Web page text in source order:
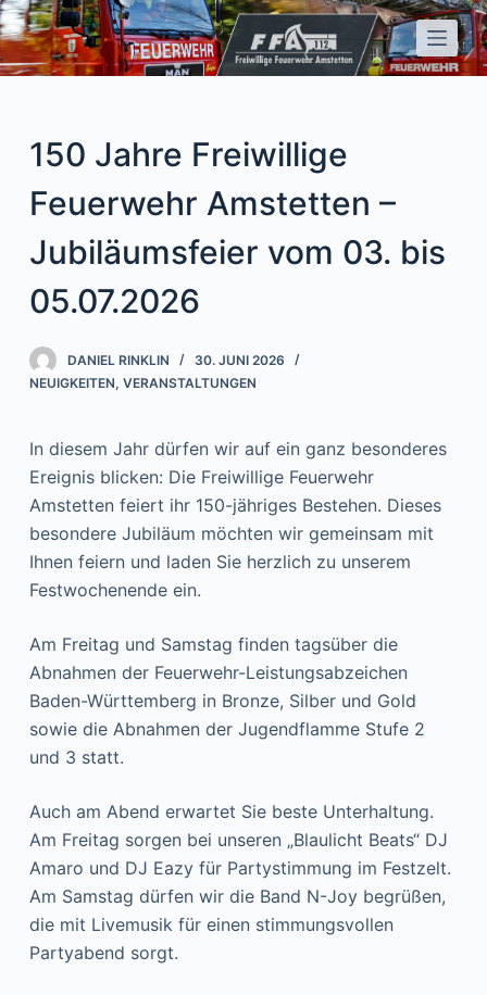
Z
u
m
p
n
e
n
150 Jahre Freiwillige
Feuerwehr Amstetten –
Jubiläumsfeier vom 03. bis
05.07.2026
DANIEL RINKLIN
30. JUNI 2026
NEUIGKEITEN, VERANSTALTUNGEN
In diesem Jahr dürfen wir auf ein ganz besonderes
Ereignis blicken: Die Freiwillige Feuerwehr
Amstetten feiert ihr 150-jähriges Bestehen. Dieses
besondere Jubiläum möchten wir gemeinsam mit
Ihnen feiern und laden Sie herzlich zu unserem
Festwochenende ein.
Am Freitag und Samstag finden tagsüber die
Abnahmen der Feuerwehr-Leistungsabzeichen
Baden-Württemberg in Bronze, Silber und Gold
sowie die Abnahmen der Jugendflamme Stufe 2
und 3 statt.
Auch am Abend erwartet Sie beste Unterhaltung.
Am Freitag sorgen bei unseren „Blaulicht Beats“ DJ
Amaro und DJ Eazy für Partystimmung im Festzelt.
Am Samstag dürfen wir die Band N-Joy begrüßen,
die mit Livemusik für einen stimmungsvollen
Partyabend sorgt.